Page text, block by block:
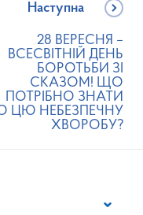
Наступна
28 ВЕРЕСНЯ –
ВСЕСВІТНІЙ ДЕНЬ
БОРОТЬБИ ЗІ
СКАЗОМ! ЩО
ПОТРІБНО ЗНАТИ
ЦЮ НЕБЕЗПЕЧНУ
ХВОРОБУ?